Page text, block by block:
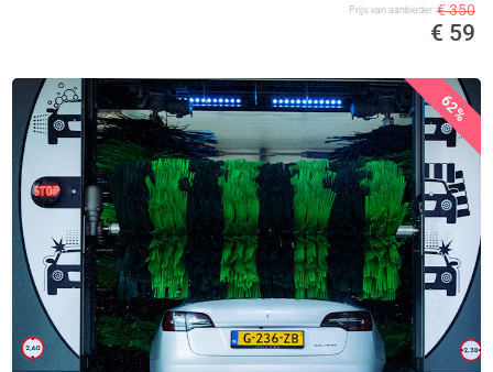
Prijs van aanbieder € 350
€ 59
62%